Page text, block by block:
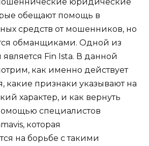
обещают помощь в
средств от мошенников, но
обманщиками. Одной из
Fin Ista. В данной
как именно действует
какие признаки указывают на
характер, и как вернуть
специалистов
которая
на борьбе с такими